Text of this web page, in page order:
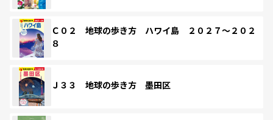
Ｃ０２ 地球の歩き方 ハワイ島 ２０２７～２０２
８
Ｊ３３ 地球の歩き方 墨田区